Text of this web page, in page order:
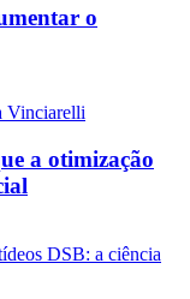
o
a otimização